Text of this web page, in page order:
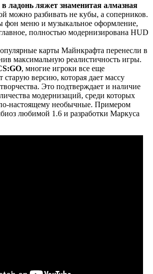
ладонь ляжет знаменитая алмазная
можно разбивать не кубы, а соперников.
фон меню и музыкальное оформление,
полностью модернизирована HUD
карты Майнкрафта перенесли в
максимальную реалистичность игры.
, многие игроки все еще
старую версию, которая дает массу
Это подтверждает и наличие
модернизаций, среди которых
настоящему необычные. Примером
любимой 1.6 и разработки Маркуса